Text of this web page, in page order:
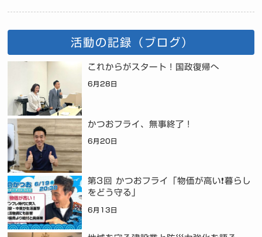
活動の記録（ブログ）
これからがスタート！国政復帰へ
6月28日
かつおフライ、無事終了！
6月20日
第3回 かつおフライ「物価が高い❗暮らし
をどう守る」
6月13日